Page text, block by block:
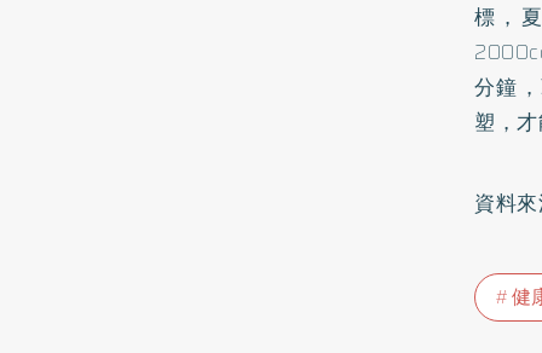
標，
分鐘
塑，
資料
健